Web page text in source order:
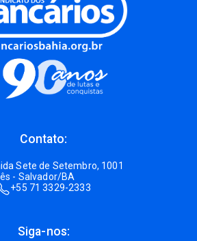
Contato:
Sete de Setembro, 1001
- Salvador/BA
+55 71 3329-2333
Siga-nos: